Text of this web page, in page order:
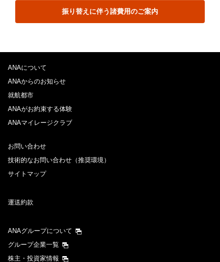
振り替えに伴う諸費用のご案内
ANAについて
ANAからのお知らせ
就航都市
ANAがお約束する体験
ANAマイレージクラブ
お問い合わせ
技術的なお問い合わせ（推奨環境）
サイトマップ
運送約款
ANAグループについて
グループ企業一覧
株主・投資家情報